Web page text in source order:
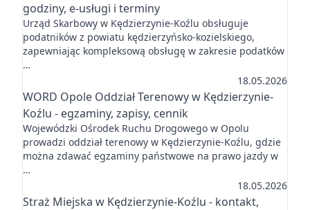
godziny, e-usługi i terminy
Urząd Skarbowy w Kędzierzynie-Koźlu obsługuje
podatników z powiatu kędzierzyńsko-kozielskiego,
zapewniając kompleksową obsługę w zakresie podatków
…
18.05.2026
WORD Opole Oddział Terenowy w Kędzierzynie-
Koźlu - egzaminy, zapisy, cennik
Wojewódzki Ośrodek Ruchu Drogowego w Opolu
prowadzi oddział terenowy w Kędzierzynie-Koźlu, gdzie
można zdawać egzaminy państwowe na prawo jazdy w
…
18.05.2026
Straż Miejska w Kędzierzynie-Koźlu - kontakt,